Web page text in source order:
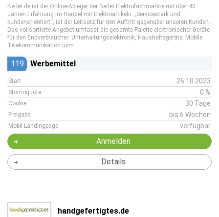
Berlet.de ist der Online-Ableger der Berlet Elektrofachmärkte mit über 40
Jahren Erfahrung im Handel mit Elektroartikeln. „Servicestark und
kundenorientiert“, ist der Leitsatz für den Auftritt gegenüber unseren Kunden.
Das vollsortierte Angebot umfasst die gesamte Palette elektronischer Geräte
für den Endverbraucher: Unterhaltungselektronik, Haushaltsgeräte, Mobile
Telekommunikation uvm.
119 Werbemittel
Start 26.10.2023
Stornoquote 0 %
Cookie 30 Tage
Freigabe bis 6 Wochen
Mobil-Landingpage verfügbar
Anmelden
Details
handgefertigtes.de